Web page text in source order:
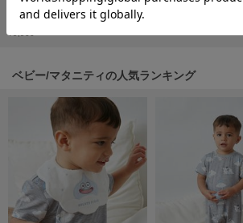
gelato pique Sleep
GRAMICCI
HUNTER
ハンター
マタニティシャツワンピース
¥9,900
ベビー/マタニティの人気ランキング